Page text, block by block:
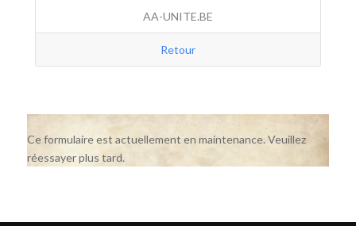
AA-UNITE.BE
Retour
Ce formulaire est actuellement en maintenance. Veuillez
réessayer plus tard.